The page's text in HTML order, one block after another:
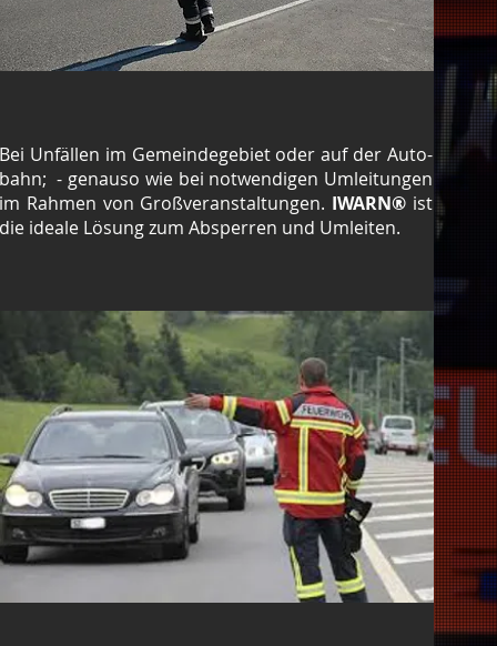
Bei Unfällen im Gemeindegebiet oder auf der Auto-
bahn; - genauso wie bei notwendigen Umleitungen
im Rahmen von Großveranstaltungen. IWARN® ist
die ideale Lösung zum Absperren und Umleiten.